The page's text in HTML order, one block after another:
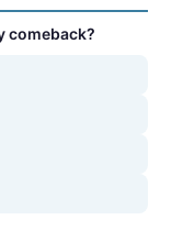
comeback?